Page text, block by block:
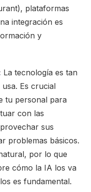
plataformas
integración es
y
La tecnología es tan
Es crucial
tu personal para
con las
sus
problemas básicos.
por lo que
cómo la IA los va
es fundamental.